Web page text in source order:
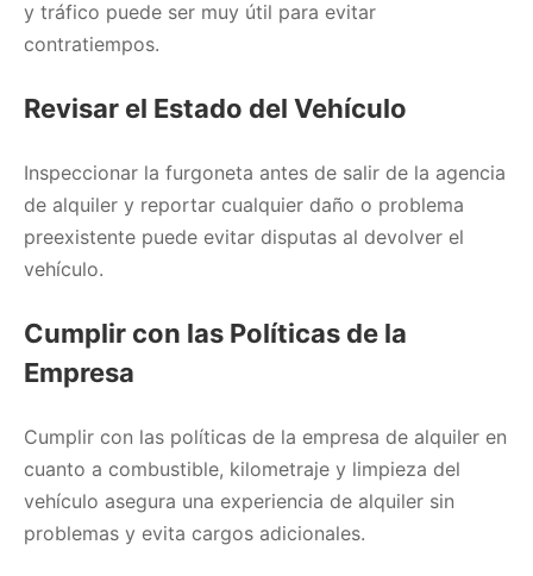
y tráfico puede ser muy útil para evitar
contratiempos.
Revisar el Estado del Vehículo
Inspeccionar la furgoneta antes de salir de la agencia
de alquiler y reportar cualquier daño o problema
preexistente puede evitar disputas al devolver el
vehículo.
Cumplir con las Políticas de la
Empresa
Cumplir con las políticas de la empresa de alquiler en
cuanto a combustible, kilometraje y limpieza del
vehículo asegura una experiencia de alquiler sin
problemas y evita cargos adicionales.